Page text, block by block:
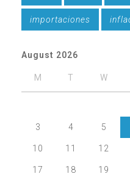
importaciones
August 2026
M T W
3 4 5
10 11 12
17 18 19